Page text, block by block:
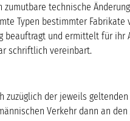
technische
Typen bestimmter
beauftragt und ermittelt für
schriftlich vereinbart.
zuzüglich der jeweils
Verkehr dann an